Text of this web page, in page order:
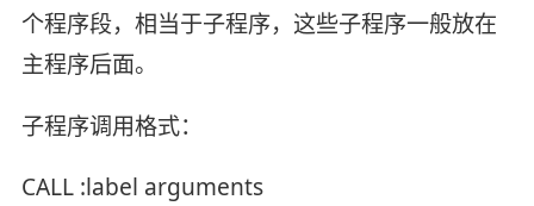
个程序段，相当于子程序，这些子程序一般放在
主程序后面。
子程序调用格式：
CALL :label arguments